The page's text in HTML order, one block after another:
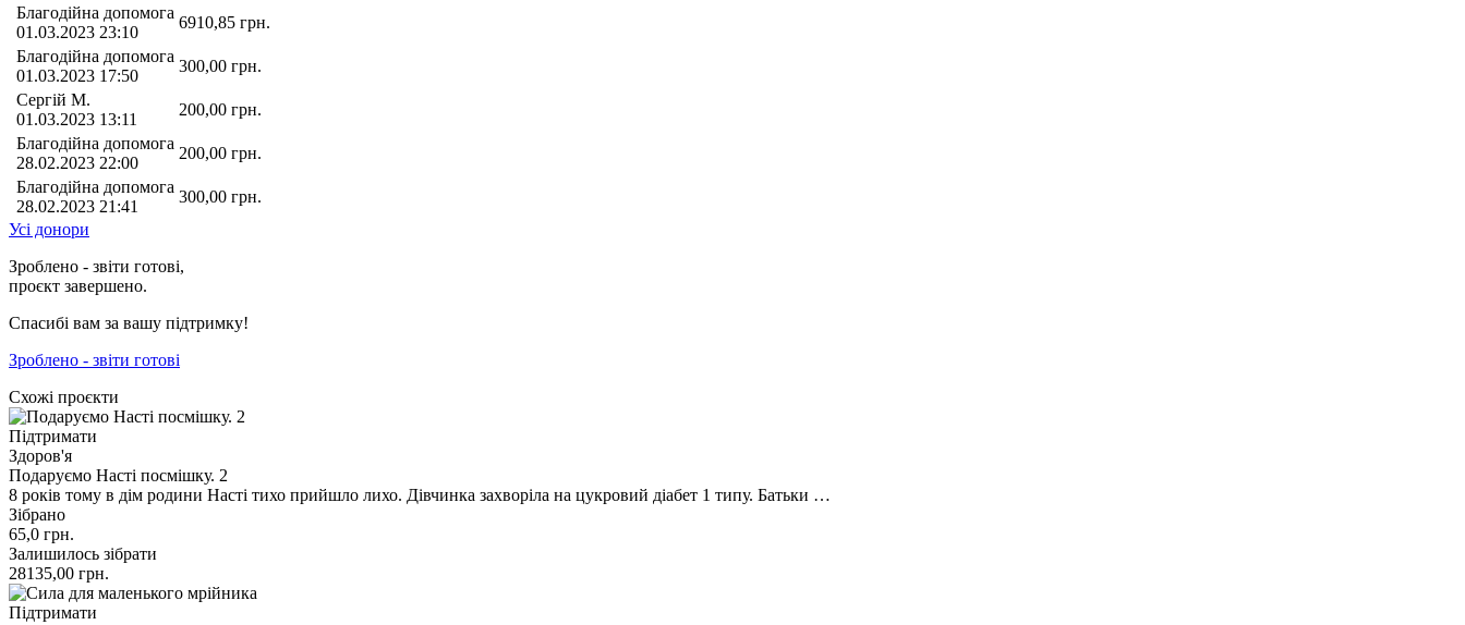
Благодійна допомога
01.03.2023 23:10
6910,85 грн.
Благодійна допомога
01.03.2023 17:50
300,00 грн.
Сергій М.
01.03.2023 13:11
200,00 грн.
Благодійна допомога
28.02.2023 22:00
200,00 грн.
Благодійна допомога
28.02.2023 21:41
300,00 грн.
Усі донори
Зроблено - звіти готові,
проєкт завершено.
Спасибі вам за вашу підтримку!
Зроблено - звіти готові
Схожі проєкти
Підтримати
Здоров'я
Подаруємо Насті посмішку. 2
8 років тому в дім родини Насті тихо прийшло лихо. Дівчинка захворіла на цукровий діабет 1 типу. Батьки …
Зібрано
65,0 грн.
Залишилось зібрати
28135,00 грн.
Підтримати